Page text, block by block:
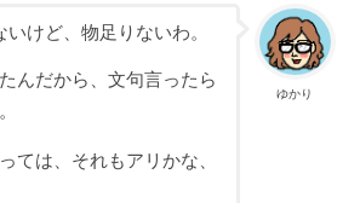
ゆかり
けど、物足りないわ。
んだから、文句言ったら
ては、それもアリかな、